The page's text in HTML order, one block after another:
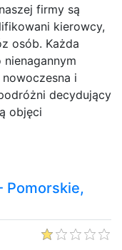
firmy są
kierowcy,
osób. Każda
i
decydujący
objęci
Pomorskie,